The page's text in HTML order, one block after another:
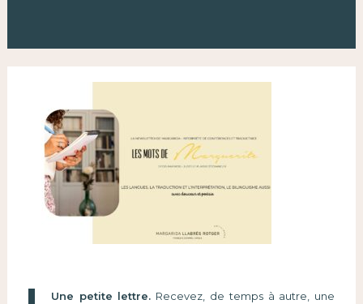
Une petite lettre. Recevez, de temps à autre, une